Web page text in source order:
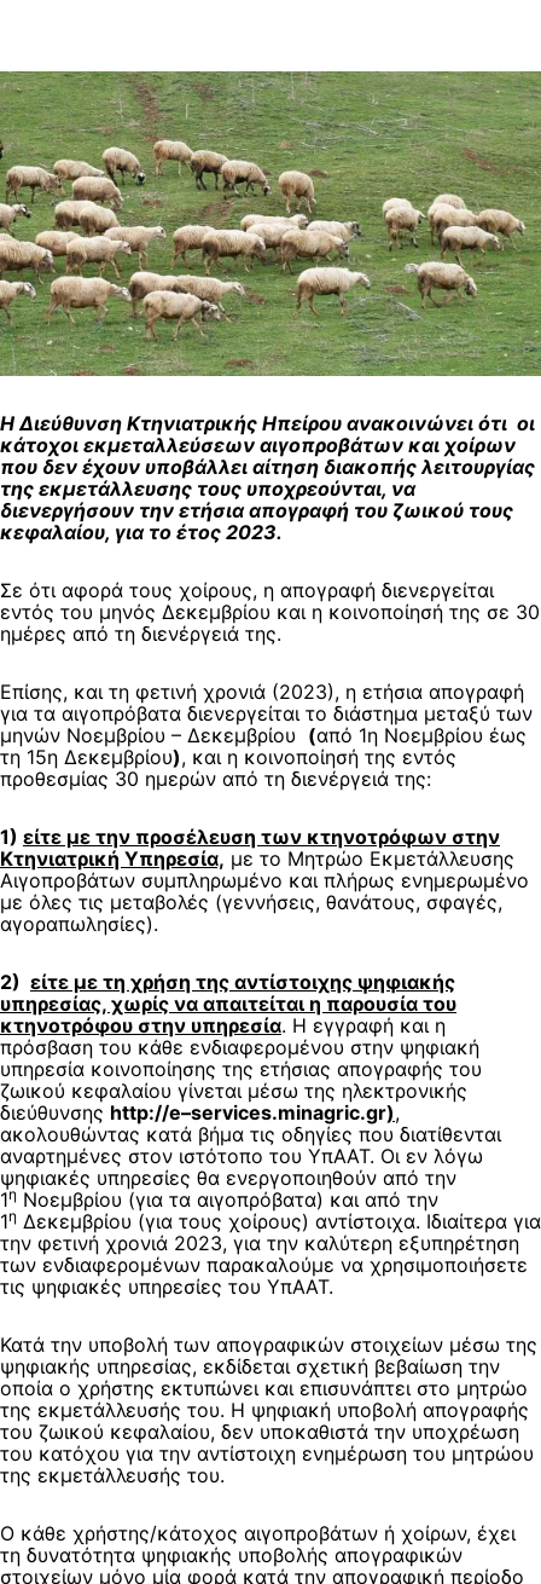
Η Διεύθυνση Κτηνιατρικής Ηπείρου ανακοινώνει ότι οι
κάτοχοι εκμεταλλεύσεων αιγοπροβάτων και χοίρων
που δεν έχουν υποβάλλει αίτηση διακοπής λειτουργίας
της εκμετάλλευσης τους υποχρεούνται, να
διενεργήσουν την ετήσια απογραφή του ζωικού τους
κεφαλαίου, για το έτος 2023.
Σε ότι αφορά τους χοίρους, η απογραφή διενεργείται
εντός του μηνός Δεκεμβρίου και η κοινοποίησή της σε 30
ημέρες από τη διενέργειά της.
Επίσης, και τη φετινή χρονιά (2023), η ετήσια απογραφή
για τα αιγοπρόβατα διενεργείται το διάστημα μεταξύ των
μηνών Νοεμβρίου – Δεκεμβρίου (από 1η Νοεμβρίου έως
τη 15η Δεκεμβρίου), και η κοινοποίησή της εντός
προθεσμίας 30 ημερών από τη διενέργειά της:
1) είτε με την προσέλευση των κτηνοτρόφων στην
Κτηνιατρική Υπηρεσία, με το Μητρώο Εκμετάλλευσης
Αιγοπροβάτων συμπληρωμένο και πλήρως ενημερωμένο
με όλες τις μεταβολές (γεννήσεις, θανάτους, σφαγές,
αγοραπωλησίες).
2) είτε με τη χρήση της αντίστοιχης ψηφιακής
υπηρεσίας, χωρίς να απαιτείται η παρουσία του
κτηνοτρόφου στην υπηρεσία. Η εγγραφή και η
πρόσβαση του κάθε ενδιαφερομένου στην ψηφιακή
υπηρεσία κοινοποίησης της ετήσιας απογραφής του
ζωικού κεφαλαίου γίνεται μέσω της ηλεκτρονικής
διεύθυνσης http://e–services.minagric.gr),
ακολουθώντας κατά βήμα τις οδηγίες που διατίθενται
αναρτημένες στον ιστότοπο του ΥπΑΑΤ. Οι εν λόγω
ψηφιακές υπηρεσίες θα ενεργοποιηθούν από την
1η Νοεμβρίου (για τα αιγοπρόβατα) και από την
1η Δεκεμβρίου (για τους χοίρους) αντίστοιχα. Ιδιαίτερα για
την φετινή χρονιά 2023, για την καλύτερη εξυπηρέτηση
των ενδιαφερομένων παρακαλούμε να χρησιμοποιήσετε
τις ψηφιακές υπηρεσίες του ΥπΑΑΤ.
Κατά την υποβολή των απογραφικών στοιχείων μέσω της
ψηφιακής υπηρεσίας, εκδίδεται σχετική βεβαίωση την
οποία ο χρήστης εκτυπώνει και επισυνάπτει στο μητρώο
της εκμετάλλευσής του. Η ψηφιακή υποβολή απογραφής
του ζωικού κεφαλαίου, δεν υποκαθιστά την υποχρέωση
του κατόχου για την αντίστοιχη ενημέρωση του μητρώου
της εκμετάλλευσής του.
Ο κάθε χρήστης/κάτοχος αιγοπροβάτων ή χοίρων, έχει
τη δυνατότητα ψηφιακής υποβολής απογραφικών
στοιχείων μόνο μία φορά κατά την απογραφική περίοδο